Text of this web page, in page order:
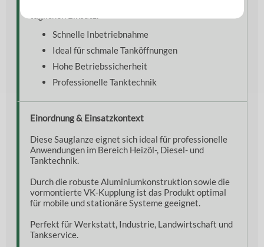
Schnelle Inbetriebnahme
Ideal für schmale Tanköffnungen
Hohe Betriebssicherheit
Professionelle Tanktechnik
Einordnung & Einsatzkontext
Diese Sauglanze eignet sich ideal für professionelle
Anwendungen im Bereich Heizöl-, Diesel- und
Tanktechnik.
Durch die robuste Aluminiumkonstruktion sowie die
vormontierte VK-Kupplung ist das Produkt optimal
für mobile und stationäre Systeme geeignet.
Perfekt für Werkstatt, Industrie, Landwirtschaft und
Tankservice.